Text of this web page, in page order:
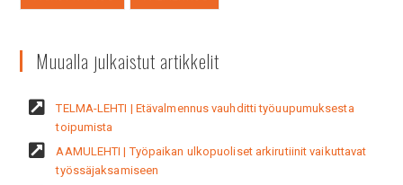
Muualla julkaistut artikkelit
TELMA-LEHTI | Etävalmennus vauhditti työuupumuksesta
toipumista
AAMULEHTI | Työpaikan ulkopuoliset arkirutiinit vaikuttavat
työssäjaksamiseen